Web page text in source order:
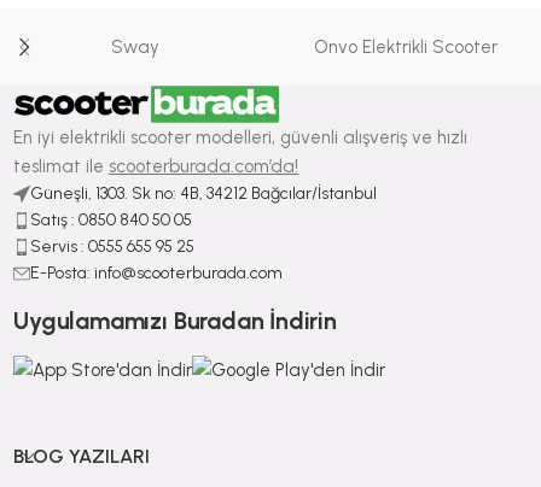
Sway Onvo Elektrikli Scooter
En iyi elektrikli scooter modelleri, güvenli alışveriş ve hızlı
teslimat ile scooterburada.com’da!
Güneşli, 1303. Sk no: 4B, 34212 Bağcılar/İstanbul
Satış : ⁠0850 840 50 05
Servis : 0555 655 95 25
E-Posta: info@scooterburada.com
Uygulamamızı Buradan İndirin
BLOG YAZILARI